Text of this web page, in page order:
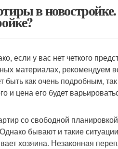
в
если у вас нет четкого
материалах, рекомендуем
быть как очень подробным,
и цена его будет
со свободной
бывают и такие
хозяина. Незаконная